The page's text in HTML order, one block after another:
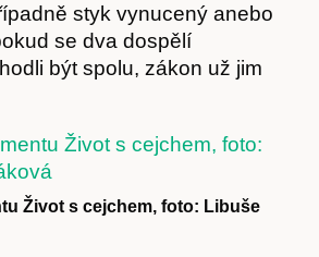
styk vynucený anebo
se dva dospělí
být spolu, zákon už jim
Život s cejchem, foto: Libuše